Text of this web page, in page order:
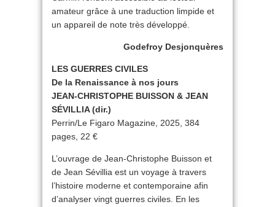
amateur grâce à une traduction limpide et
un appareil de note très développé.
Godefroy Desjonquères
LES GUERRES CIVILES
De la Renaissance à nos jours
JEAN-CHRISTOPHE BUISSON & JEAN
SÉVILLIA (dir.)
Perrin/Le Figaro Magazine, 2025, 384
pages, 22 €
L’ouvrage de Jean-Christophe Buisson et
de Jean Sévillia est un voyage à travers
l’histoire moderne et contemporaine afin
d’analyser vingt guerres civiles. En les